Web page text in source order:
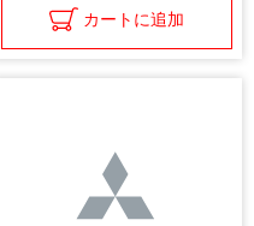
カートに追加